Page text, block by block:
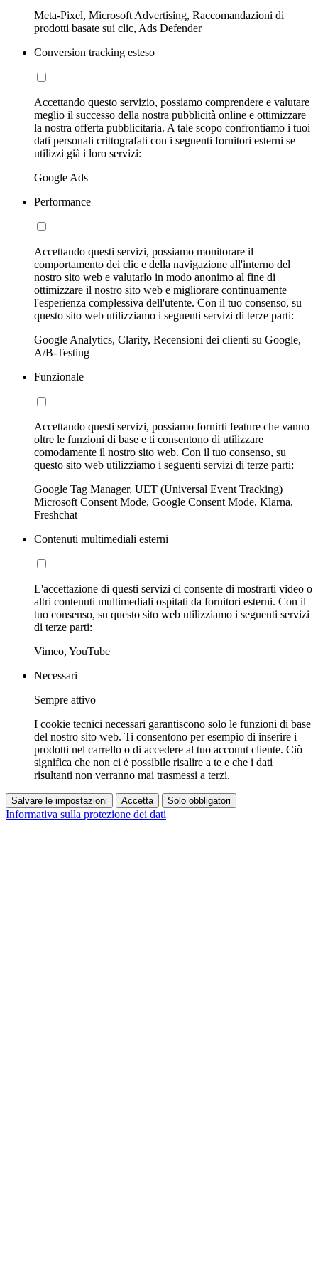
Meta-Pixel, Microsoft Advertising, Raccomandazioni di
prodotti basate sui clic, Ads Defender
Conversion tracking esteso
Accettando questo servizio, possiamo comprendere e valutare
meglio il successo della nostra pubblicità online e ottimizzare
la nostra offerta pubblicitaria. A tale scopo confrontiamo i tuoi
dati personali crittografati con i seguenti fornitori esterni se
utilizzi già i loro servizi:
Google Ads
Performance
Accettando questi servizi, possiamo monitorare il
comportamento dei clic e della navigazione all'interno del
nostro sito web e valutarlo in modo anonimo al fine di
ottimizzare il nostro sito web e migliorare continuamente
l'esperienza complessiva dell'utente. Con il tuo consenso, su
questo sito web utilizziamo i seguenti servizi di terze parti:
Google Analytics, Clarity, Recensioni dei clienti su Google,
A/B-Testing
Funzionale
Accettando questi servizi, possiamo fornirti feature che vanno
oltre le funzioni di base e ti consentono di utilizzare
comodamente il nostro sito web. Con il tuo consenso, su
questo sito web utilizziamo i seguenti servizi di terze parti:
Google Tag Manager, UET (Universal Event Tracking)
Microsoft Consent Mode, Google Consent Mode, Klarna,
Freshchat
Contenuti multimediali esterni
L'accettazione di questi servizi ci consente di mostrarti video o
altri contenuti multimediali ospitati da fornitori esterni. Con il
tuo consenso, su questo sito web utilizziamo i seguenti servizi
di terze parti:
Vimeo, YouTube
Necessari
Sempre attivo
I cookie tecnici necessari garantiscono solo le funzioni di base
del nostro sito web. Ti consentono per esempio di inserire i
prodotti nel carrello o di accedere al tuo account cliente. Ciò
significa che non ci è possibile risalire a te e che i dati
risultanti non verranno mai trasmessi a terzi.
Salvare le impostazioni Accetta Solo obbligatori
Informativa sulla protezione dei dati